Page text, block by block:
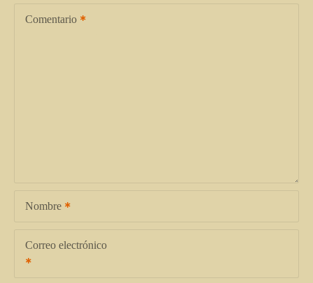
Comentario
Nombre
Correo electrónico